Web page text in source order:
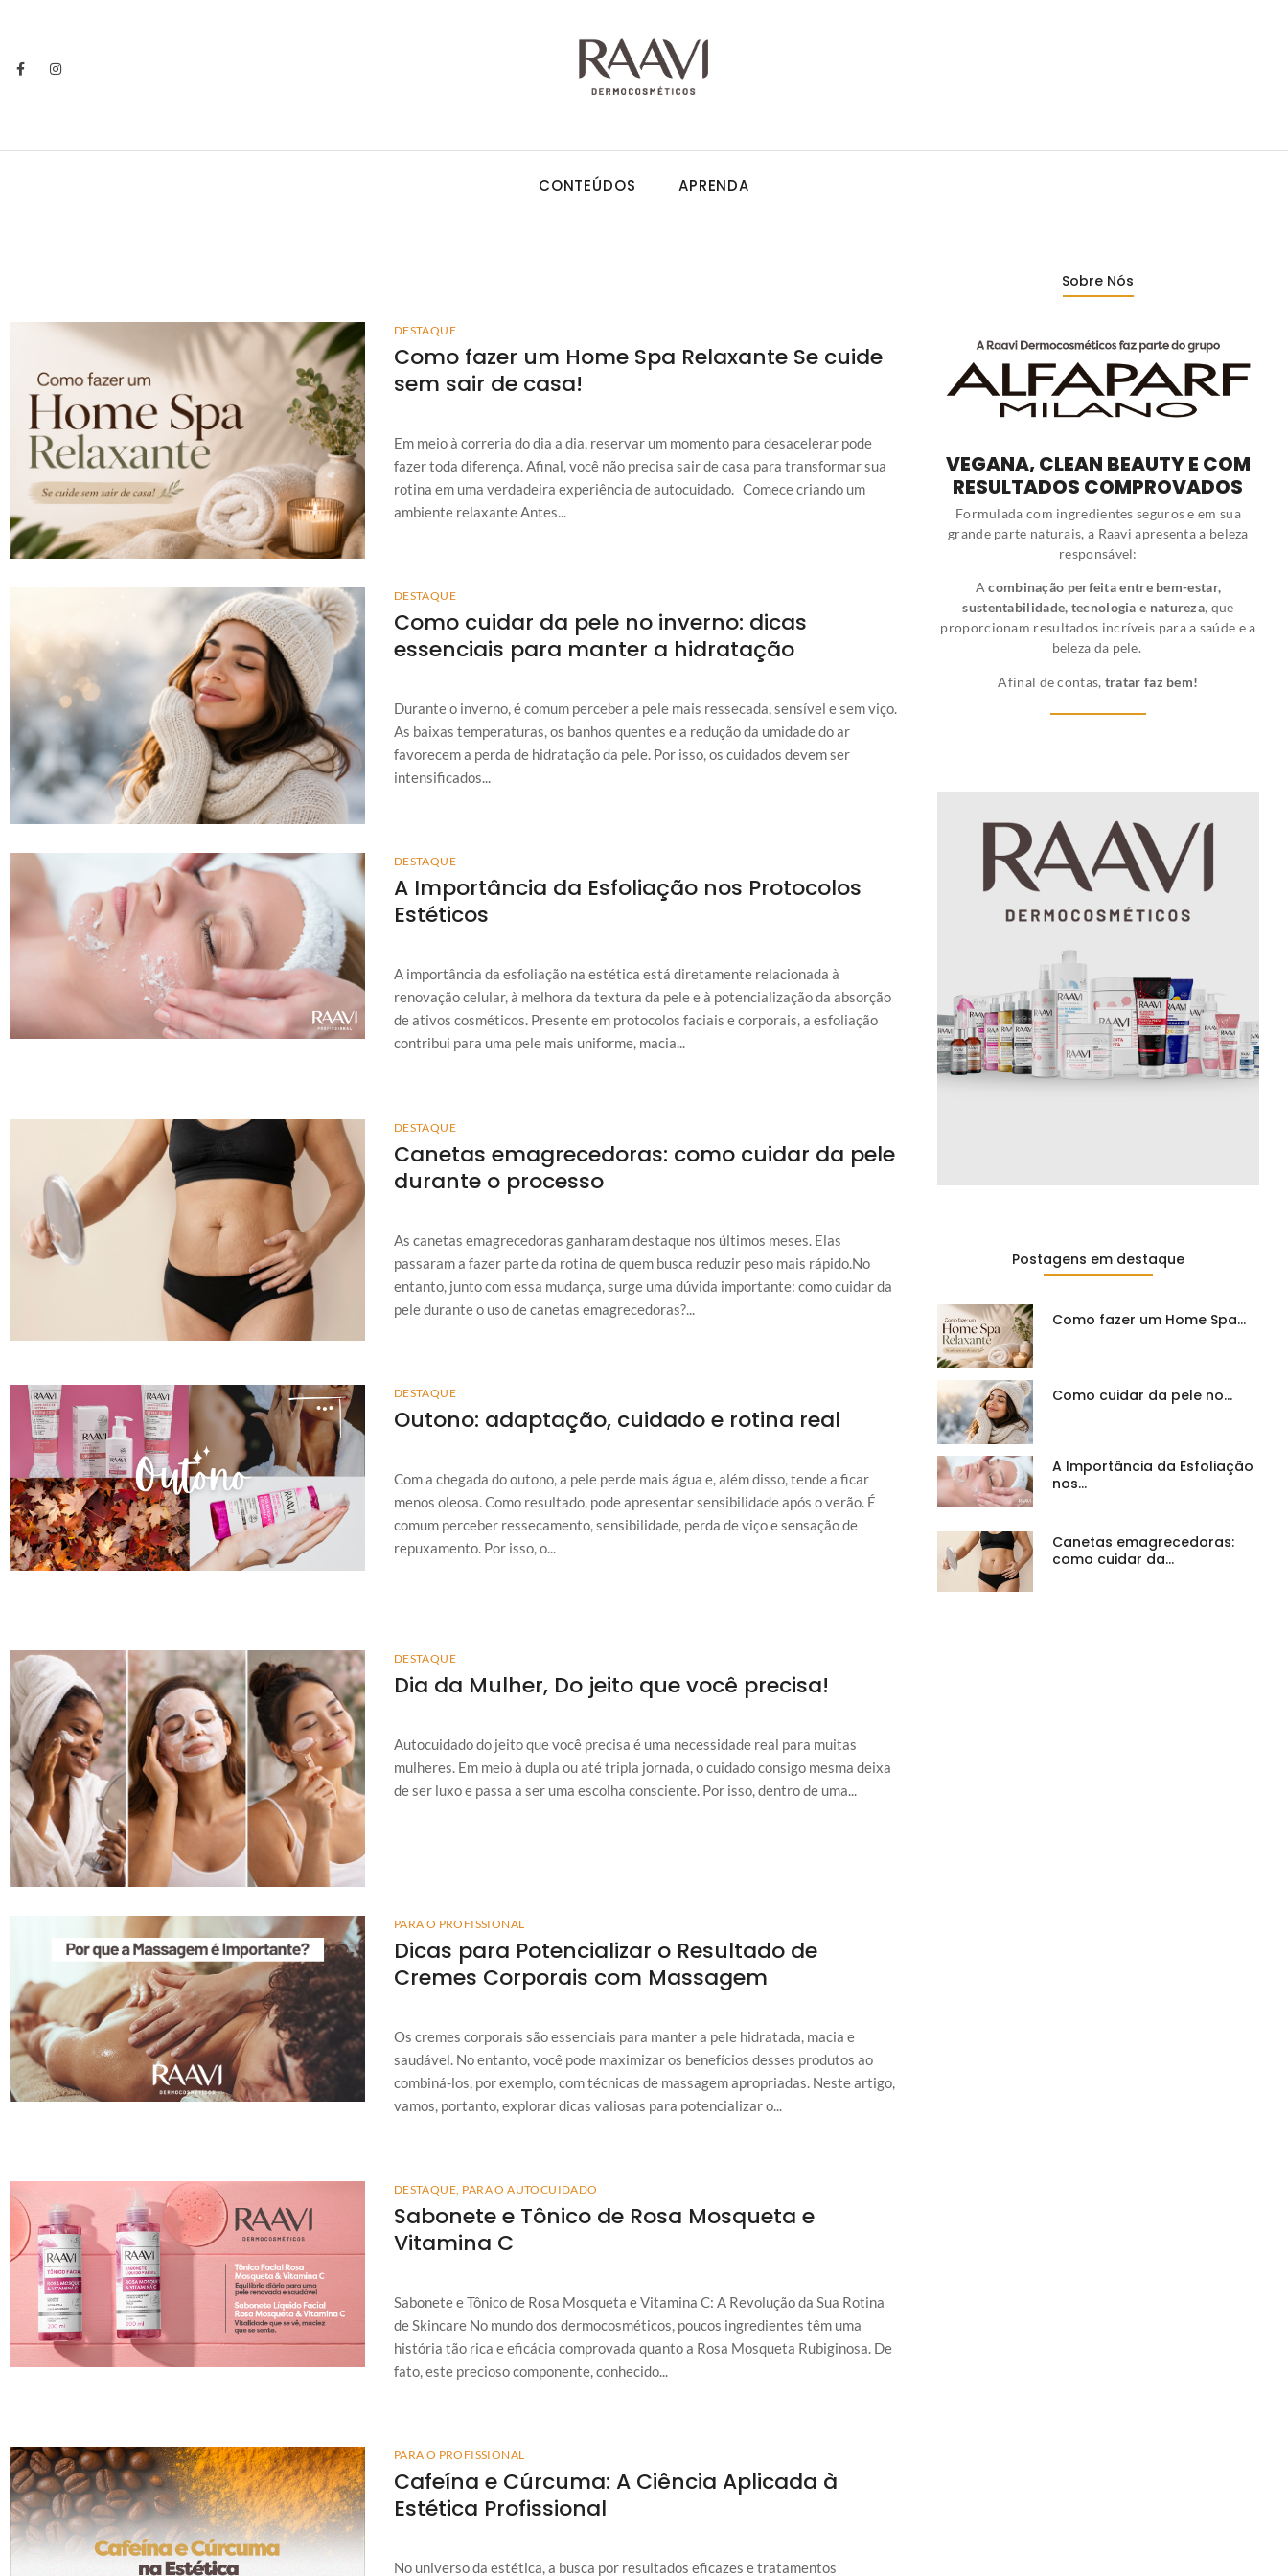
CONTEÚDOS APRENDA
DESTAQUE
Como fazer um Home Spa Relaxante Se cuide
sem sair de casa!
Em meio à correria do dia a dia, reservar um momento para desacelerar pode
fazer toda diferença. Afinal, você não precisa sair de casa para transformar sua
rotina em uma verdadeira experiência de autocuidado. Comece criando um
ambiente relaxante Antes...
DESTAQUE
Como cuidar da pele no inverno: dicas
essenciais para manter a hidratação
Durante o inverno, é comum perceber a pele mais ressecada, sensível e sem viço.
As baixas temperaturas, os banhos quentes e a redução da umidade do ar
favorecem a perda de hidratação da pele. Por isso, os cuidados devem ser
intensificados...
DESTAQUE
A Importância da Esfoliação nos Protocolos
Estéticos
A importância da esfoliação na estética está diretamente relacionada à
renovação celular, à melhora da textura da pele e à potencialização da absorção
de ativos cosméticos. Presente em protocolos faciais e corporais, a esfoliação
contribui para uma pele mais uniforme, macia...
DESTAQUE
Canetas emagrecedoras: como cuidar da pele
durante o processo
As canetas emagrecedoras ganharam destaque nos últimos meses. Elas
passaram a fazer parte da rotina de quem busca reduzir peso mais rápido.No
entanto, junto com essa mudança, surge uma dúvida importante: como cuidar da
pele durante o uso de canetas emagrecedoras?...
DESTAQUE
Outono: adaptação, cuidado e rotina real
Com a chegada do outono, a pele perde mais água e, além disso, tende a ficar
menos oleosa. Como resultado, pode apresentar sensibilidade após o verão. É
comum perceber ressecamento, sensibilidade, perda de viço e sensação de
repuxamento. Por isso, o...
DESTAQUE
Dia da Mulher, Do jeito que você precisa!
Autocuidado do jeito que você precisa é uma necessidade real para muitas
mulheres. Em meio à dupla ou até tripla jornada, o cuidado consigo mesma deixa
de ser luxo e passa a ser uma escolha consciente. Por isso, dentro de uma...
PARA O PROFISSIONAL
Dicas para Potencializar o Resultado de
Cremes Corporais com Massagem
Os cremes corporais são essenciais para manter a pele hidratada, macia e
saudável. No entanto, você pode maximizar os benefícios desses produtos ao
combiná-los, por exemplo, com técnicas de massagem apropriadas. Neste artigo,
vamos, portanto, explorar dicas valiosas para potencializar o...
DESTAQUE, PARA O AUTOCUIDADO
Sabonete e Tônico de Rosa Mosqueta e
Vitamina C
Sabonete e Tônico de Rosa Mosqueta e Vitamina C: A Revolução da Sua Rotina
de Skincare No mundo dos dermocosméticos, poucos ingredientes têm uma
história tão rica e eficácia comprovada quanto a Rosa Mosqueta Rubiginosa. De
fato, este precioso componente, conhecido...
PARA O PROFISSIONAL
Cafeína e Cúrcuma: A Ciência Aplicada à
Estética Profissional
No universo da estética, a busca por resultados eficazes e tratamentos
Sobre Nós
VEGANA, CLEAN BEAUTY E COM
RESULTADOS COMPROVADOS
Formulada com ingredientes seguros e em sua
grande parte naturais, a Raavi apresenta a beleza
responsável:
Acombinação perfeita entre bem-estar,
sustentabilidade, tecnologia e natureza, que
proporcionam resultados incríveis para a saúde e a
beleza da pele.
Afinal de contas, tratar faz bem!
Postagens em destaque​
Como fazer um Home Spa…
Como cuidar da pele no…
A Importância da Esfoliação
nos…
Canetas emagrecedoras:
como cuidar da…